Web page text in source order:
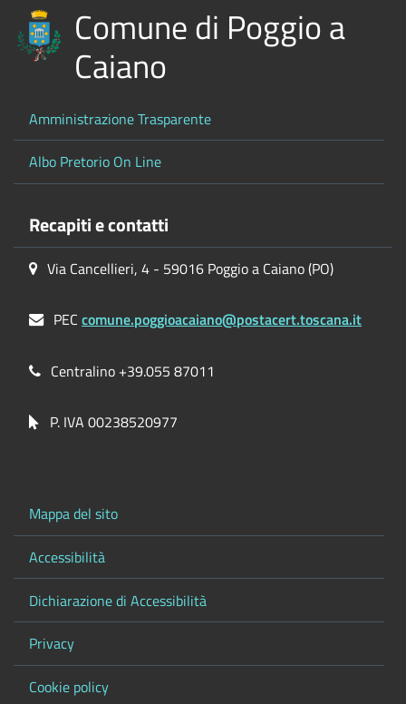
Comune di Poggio a
Caiano
Amministrazione Trasparente
Albo Pretorio On Line
Recapiti e contatti
Via Cancellieri, 4 - 59016 Poggio a Caiano (PO)
PECcomune.poggioacaiano@postacert.toscana.it
Centralino +39.055 87011
P. IVA 00238520977
Mappa del sito
Accessibilità
Dichiarazione di Accessibilità
Privacy
Cookie policy